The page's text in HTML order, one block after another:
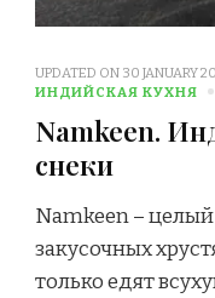
UPDATED ON 30 JANUARY
ИНДИЙСКАЯ КУХНЯ
Namkeen.
снеки
Namkeen –
закусочных
только едят